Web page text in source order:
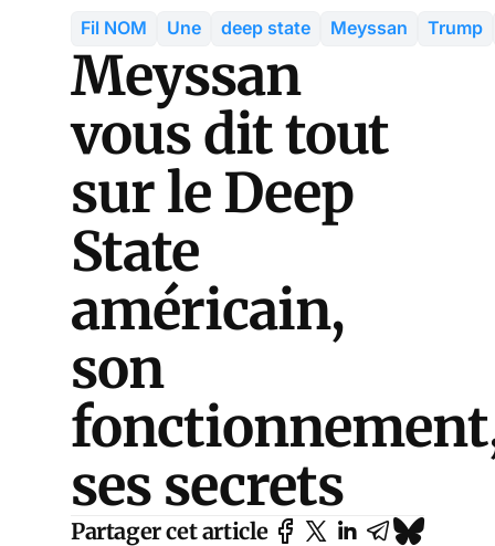
Fil NOM Une deep state Meyssan Trump
Meyssan
vous dit tout
sur le Deep
State
américain,
son
ses secrets
Partager cet article